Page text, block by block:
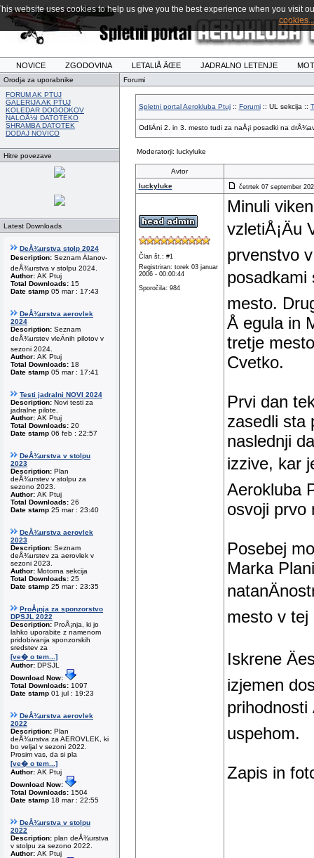
NOVICE ZGODOVINA LETALIÅ ÄŒE JADRALNO LETENJE
Orodja za uporabnike
FORUM AK PTUJ
GALERIJA AK PTUJ
KOLEDAR DOGODKOV
NALOÅ½I DATOTEKO
SHRAMBA DATOTEK
DODAJ NOVICO
Hitre povezave
Latest Downloads
DeÅ¾urstva stolp 2024
Description: Seznam Älanov-
deÅ¾urstva v stolpu 2024.
Author: AK Ptuj
Total Downloads: 15
Date stamp 05 mar : 17:43
DeÅ¾urstva aerovlek
2024
Description: Seznam
deÅ¾urstev vleÄnih pilotov v
sezoni 2024.
Author: AK Ptuj
Total Downloads: 18
Date stamp 05 mar : 17:41
Testi jadralni NOVI 2024
Description: Novi testi za
jadralne pilote.
Author: AK Ptuj
Total Downloads: 20
Date stamp 06 feb : 22:57
DeÅ¾urstva v stolpu
2023
Description: Plan
deÅ¾urstev v stolpu za
sezono 2023.
Author: AK Ptuj
Total Downloads: 26
Date stamp 25 mar : 23:40
DeÅ¾urstva aerovlek
2023
Description: Seznam
deÅ¾urstev za aerovlek v
sezoni 2023.
Author: Motorna sekcija
Total Downloads: 25
Date stamp 25 mar : 23:35
ProÅ¡nja za sponzorstvo
DPSJL 2022
Description: ProÅ¡nja, ki jo
lahko uporabite z namenom
pridobivanja sponzorskih
sredstev za
[ve� o tem...]
Author: DPSJL
Download Now:
Total Downloads: 1097
Date stamp 01 jul : 19:23
DeÅ¾urstva aerovlek
2022
Description: Plan
deÅ¾urstva za AEROVLEK, ki
bo veljal v sezoni 2022.
Prosim vas, da si pla
[ve� o tem...]
Author: AK Ptuj
Download Now:
Total Downloads: 1504
Date stamp 18 mar : 22:55
DeÅ¾urstva v stolpu
2022
Description: plan deÅ¾urstva
v stolpu za sezono 2022.
Author: AK Ptuj
Forumi
Spletni portal Aerokluba Ptuj:: Forumi:: UL sekcija ::
OdliÄni 2. in 3. mesto tudi za naÅ¡i posadki na
Moderatorji: luckyluke
Avtor
luckyluke
četrtek 07 september
Član št.: #1
Registriran: torek 03 januar
2006 - 00:00:44
Sporočila: 984
Minuli
prvenstvo
posadkami
mesto.
Å egula in
tretje
Cvetko.
Prvi dan
zasedli sta
naslednji
izzive, kar
Aerokluba
osvoji prvo
Posebej
Marka
mesto v tej
Iskrene
izjemen
prihodnosti
uspehom.
Zapis in
website uses cookies to help us give you the best experience when you visit
cookies...